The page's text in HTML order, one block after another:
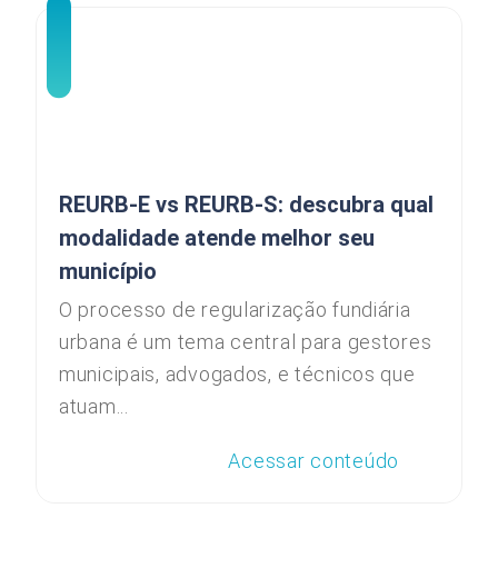
REURB-E vs REURB-S: descubra qual
modalidade atende melhor seu
município
O processo de regularização fundiária
urbana é um tema central para gestores
municipais, advogados, e técnicos que
atuam...
Acessar conteúdo